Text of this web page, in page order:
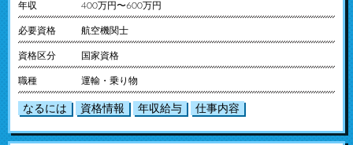
年収 400万円〜600万円
必要資格 航空機関士
資格区分 国家資格
職種 運輸・乗り物
なるには 資格情報 年収給与 仕事内容